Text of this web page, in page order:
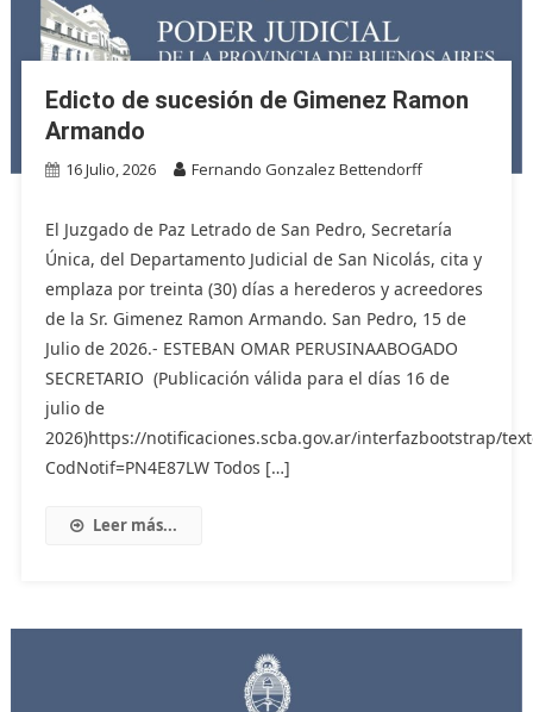
Edicto de sucesión de Gimenez Ramon
Armando
16 Julio, 2026 Fernando Gonzalez Bettendorff
El Juzgado de Paz Letrado de San Pedro, Secretaría
Única, del Departamento Judicial de San Nicolás, cita y
emplaza por treinta (30) días a herederos y acreedores
de la Sr. Gimenez Ramon Armando. San Pedro, 15 de
Julio de 2026.- ESTEBAN OMAR PERUSINAABOGADO
SECRETARIO (Publicación válida para el días 16 de
julio de
2026)https://notificaciones.scba.gov.ar/interfazbootstrap/
CodNotif=PN4E87LW Todos […]
Leer más...